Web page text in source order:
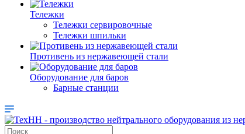
Тележки
Тележки сервировочные
Тележки шпильки
Противень из нержавеющей стали
Оборудование для баров
Барные станции